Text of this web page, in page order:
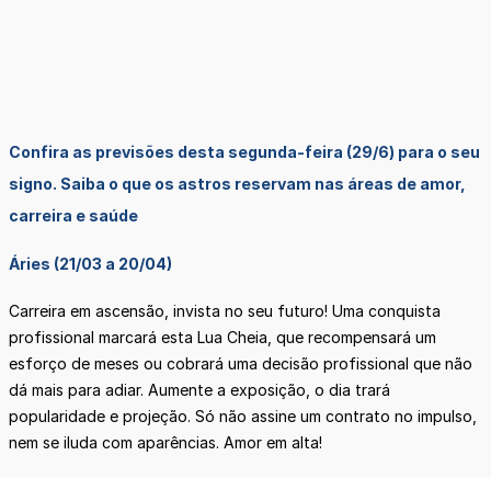
Confira as previsões desta segunda-feira (29/6) para o seu
signo. Saiba o que os astros reservam nas áreas de amor,
carreira e saúde
Áries (21/03 a 20/04)
Carreira em ascensão, invista no seu futuro! Uma conquista
profissional marcará esta Lua Cheia, que recompensará um
esforço de meses ou cobrará uma decisão profissional que não
dá mais para adiar. Aumente a exposição, o dia trará
popularidade e projeção. Só não assine um contrato no impulso,
nem se iluda com aparências. Amor em alta!